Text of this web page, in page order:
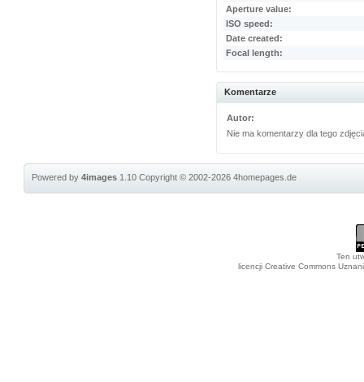
Aperture value:
ISO speed:
Date created:
Focal length:
Komentarze
Autor:
Nie ma komentarzy dla tego
Powered by4images 1.10Copyright © 2002-20264homepages.de
Ten
licencji Creative Commons